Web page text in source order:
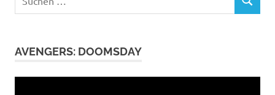
nach:
SUCHEN
AVENGERS: DOOMSDAY